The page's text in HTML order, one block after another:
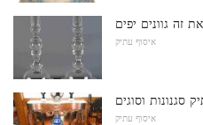
איסוף עתיק
סגנונות וסוגים
איסוף עתיק